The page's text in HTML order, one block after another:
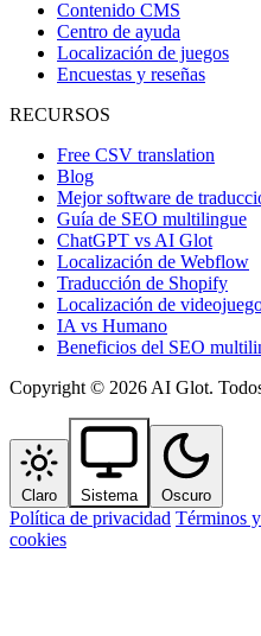
Contenido CMS
Centro de ayuda
Localización de juegos
Encuestas y reseñas
RECURSOS
Free CSV translation
Blog
Mejor software de
Guía de SEO multilingue
ChatGPT vs AI Glot
Localización de Webflow
Traducción de Shopify
Localización de
IA vs Humano
Beneficios del SEO
Copyright © 2026 AI Glot.
Claro Sistema Oscuro
Política de privacidad Términos
cookies